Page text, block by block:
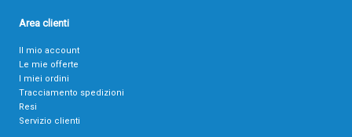
Area clienti
Il mio account
Le mie offerte
I miei ordini
Tracciamento spedizioni
Resi
Servizio clienti